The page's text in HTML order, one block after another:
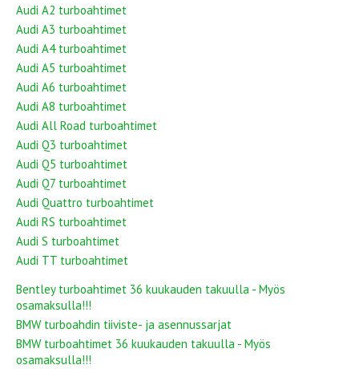
Audi A2 turboahtimet
Audi A3 turboahtimet
Audi A4 turboahtimet
Audi A5 turboahtimet
Audi A6 turboahtimet
Audi A8 turboahtimet
Audi All Road turboahtimet
Audi Q3 turboahtimet
Audi Q5 turboahtimet
Audi Q7 turboahtimet
Audi Quattro turboahtimet
Audi RS turboahtimet
Audi S turboahtimet
Audi TT turboahtimet
Bentley turboahtimet 36 kuukauden takuulla - Myös
osamaksulla!!!
BMW turboahdin tiiviste- ja asennussarjat
BMW turboahtimet 36 kuukauden takuulla - Myös
osamaksulla!!!